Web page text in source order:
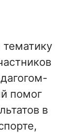
помог
в